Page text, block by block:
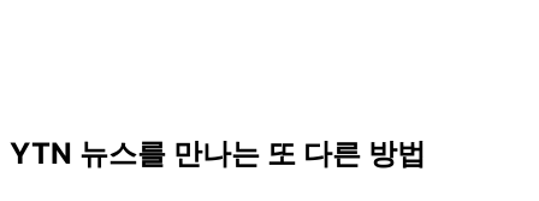
YTN 뉴스를 만나는 또 다른 방법